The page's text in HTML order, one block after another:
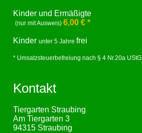
Kinder und Ermäßigte
(nur mit Ausweis)6,00 € *
Kinderunter 5 Jahrefrei
* Umsatzsteuerbefreiung nach § 4 Nr.20a UStG
Kontakt
Tiergarten Straubing
Am Tiergarten 3
94315 Straubing